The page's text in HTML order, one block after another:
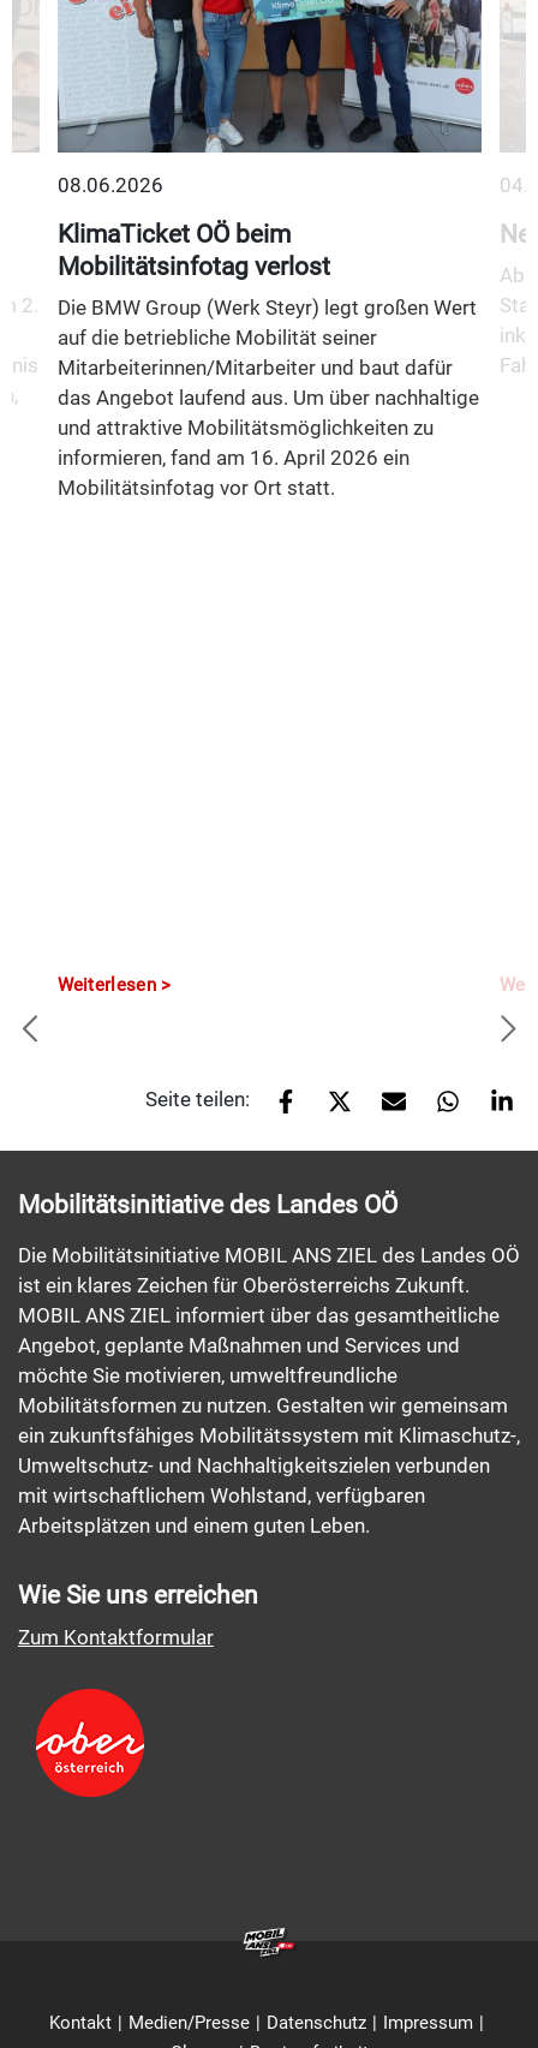
2.
08.06.2026
KlimaTicket OÖ beim
Mobilitätsinfotag verlost
Die BMW Group (Werk Steyr) legt großen Wert
auf die betriebliche Mobilität seiner
Mitarbeiterinnen/Mitarbeiter und baut dafür
das Angebot laufend aus. Um über nachhaltige
und attraktive Mobilitätsmöglichkeiten zu
informieren, fand am 16. April 2026 ein
Mobilitätsinfotag vor Ort statt.
Weiterlesen
Ab
Seite teilen:
Mobilitätsinitiative des Landes OÖ
Die Mobilitätsinitiative MOBIL ANS ZIEL des Landes OÖ
ist ein klares Zeichen für Oberösterreichs Zukunft.
MOBIL ANS ZIEL informiert über das gesamtheitliche
Angebot, geplante Maßnahmen und Services und
möchte Sie motivieren, umweltfreundliche
Mobilitätsformen zu nutzen. Gestalten wir gemeinsam
ein zukunftsfähiges Mobilitätssystem mit Klimaschutz-,
Umweltschutz- und Nachhaltigkeitszielen verbunden
mit wirtschaftlichem Wohlstand, verfügbaren
Arbeitsplätzen und einem guten Leben.
Wie Sie uns erreichen
Zum Kontaktformular
Kontakt Medien/Presse Datenschutz
Impressum